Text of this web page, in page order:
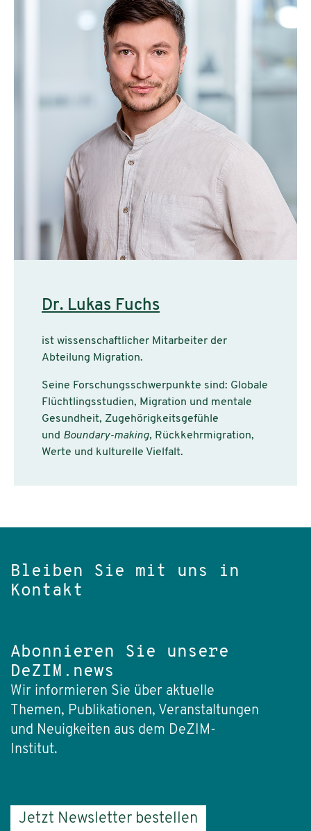
Dr. Lukas Fuchs
ist wissenschaftlicher Mitarbeiter der
Abteilung Migration.
Seine Forschungsschwerpunkte sind: Globale
Flüchtlingsstudien, Migration und mentale
Gesundheit, Zugehörigkeitsgefühle
und Boundary-making, Rückkehrmigration,
Werte und kulturelle Vielfalt.
Bleiben Sie mit uns in
Kontakt
Abonnieren Sie unsere
DeZIM.news
Wir informieren Sie über aktuelle
Themen, Publikationen, Veranstaltungen
und Neuigkeiten aus dem DeZIM-
Institut.
Jetzt Newsletter bestellen